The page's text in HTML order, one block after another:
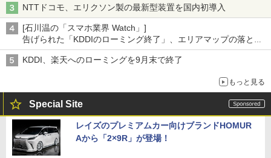
NTTドコモ、エリクソン製の最新型装置を国内初導入
[石川温の「スマホ業界 Watch」]
告げられた「KDDIのローミング終了」、エリアマップの落とし
穴と楽天モバイルの課題
KDDI、楽天へのローミングを9月末で終了
もっと見る
Special Site
レイズのプレミアムカー向けブランドHOMUR
Aから「2×9R」が登場！